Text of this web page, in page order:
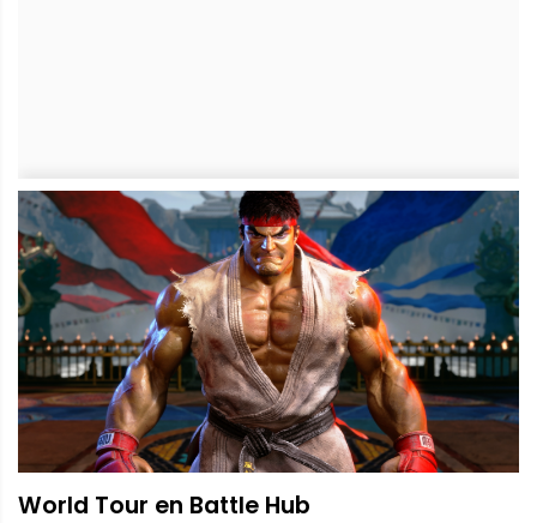
World Tour en Battle Hub